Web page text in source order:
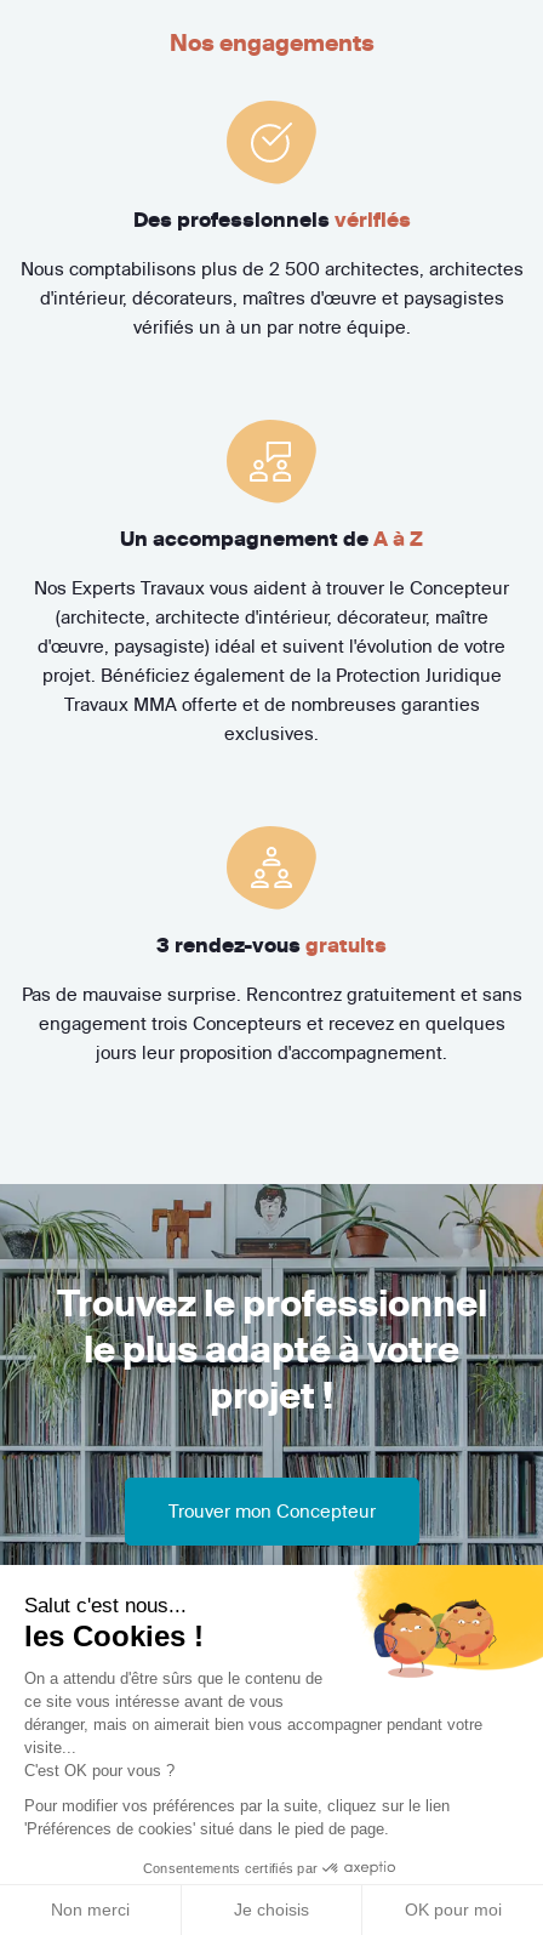
Salut c'est nous...
les Cookies !
On a attendu d'être sûrs que le contenu de
ce site vous intéresse avant de vous
déranger, mais on aimerait bien vous accompagner pendant votre
visite...
C'est OK pour vous ?
Pour modifier vos préférences par la suite, cliquez sur le lien
'Préférences de cookies' situé dans le pied de page.
Consentements certifiés par
Non merci Je choisis OK pour moi
Nos engagements
Des professionnels vérifiés
Nous comptabilisons plus de 2 500 architectes, architectes
d'intérieur, décorateurs, maîtres d'œuvre et paysagistes
vérifiés un à un par notre équipe.
Un accompagnement de A à Z
Nos Experts Travaux vous aident à trouver le Concepteur
(architecte, architecte d'intérieur, décorateur, maître
d'œuvre, paysagiste) idéal et suivent l'évolution de votre
projet. Bénéficiez également de la Protection Juridique
Travaux MMA offerte et de nombreuses garanties
exclusives.
3 rendez-vous gratuits
Pas de mauvaise surprise. Rencontrez gratuitement et sans
engagement trois Concepteurs et recevez en quelques
jours leur proposition d'accompagnement.
Trouvez le professionnel
le plus adapté à votre
projet !
Trouver mon Concepteur
Trouver une réalisation/ Rénovation
/Restructuration d'une maternelle
Archidvisor